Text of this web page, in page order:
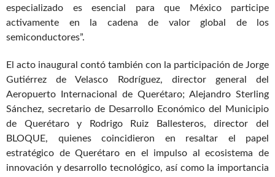
especializado es esencial para que México participe
activamente en la cadena de valor global de los
semiconductores”.
El acto inaugural contó también con la participación de Jorge
Gutiérrez de Velasco Rodríguez, director general del
Aeropuerto Internacional de Querétaro; Alejandro Sterling
Sánchez, secretario de Desarrollo Económico del Municipio
de Querétaro y Rodrigo Ruiz Ballesteros, director del
BLOQUE, quienes coincidieron en resaltar el papel
estratégico de Querétaro en el impulso al ecosistema de
innovación y desarrollo tecnológico, así como la importancia